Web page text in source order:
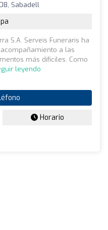
Sabadell
S.A. Serveis Funeraris ha
a las
más difíciles. Como
leyendo
Horario